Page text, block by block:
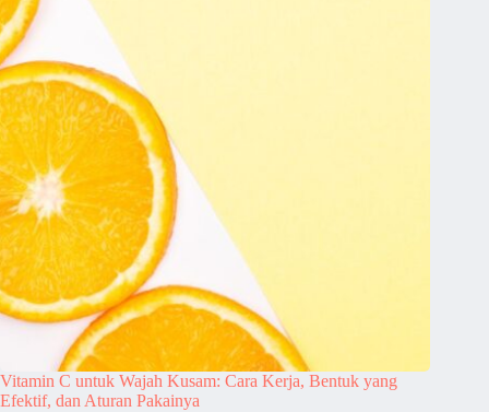
Vitamin C untuk Wajah Kusam: Cara Kerja, Bentuk yang
Efektif, dan Aturan Pakainya